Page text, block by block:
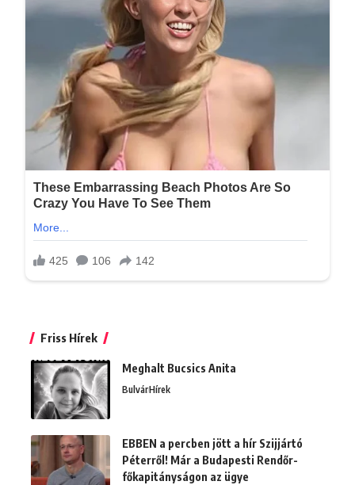
Friss Hírek
Meghalt Bucsics Anita
BulvárHírek
EBBEN a percben jött a hír Szijjártó
Péterről! Már a Budapesti Rendőr-
főkapitányságon az ügye